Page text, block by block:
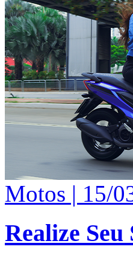
Motos | 15/
Realize